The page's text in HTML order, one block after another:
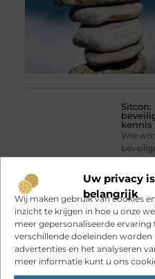
Uw privacy
belangrijk
Wij maken gebruik van cookies
inzicht te krijgen in hoe u onze
meer gepersonaliseerde
verschillende doeleinden
advertenties en het analyseren
meer informatie kunt u ons
Wie
2007